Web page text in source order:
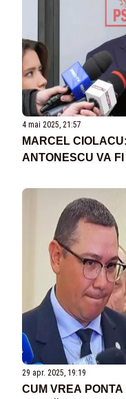
4 mai 2025, 21:57
MARCEL CIOLACU: 'VEȚI VEDEA CĂ DOMNUL
ANTONESCU VA
29 apr. 2025, 19:19
CUM VREA